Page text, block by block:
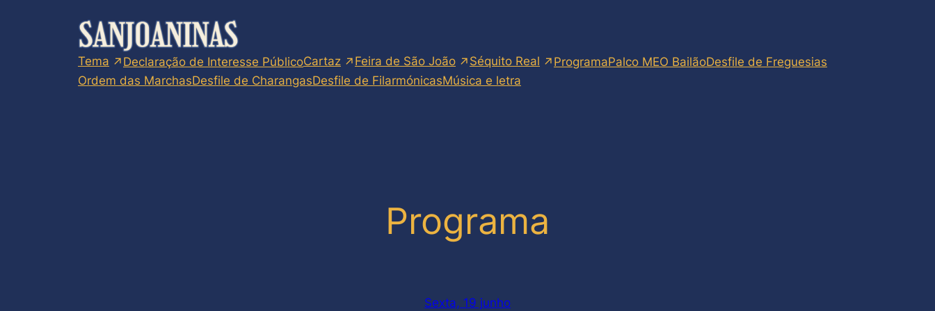
Tema
Declaração de Interesse PúblicoCartaz Feira de São João Séquito Real ProgramaPalco MEO BailãoDesfile de Freguesias
Ordem das MarchasDesfile de CharangasDesfile de FilarmónicasMúsica e letra
Programa
Sexta, 19 junho